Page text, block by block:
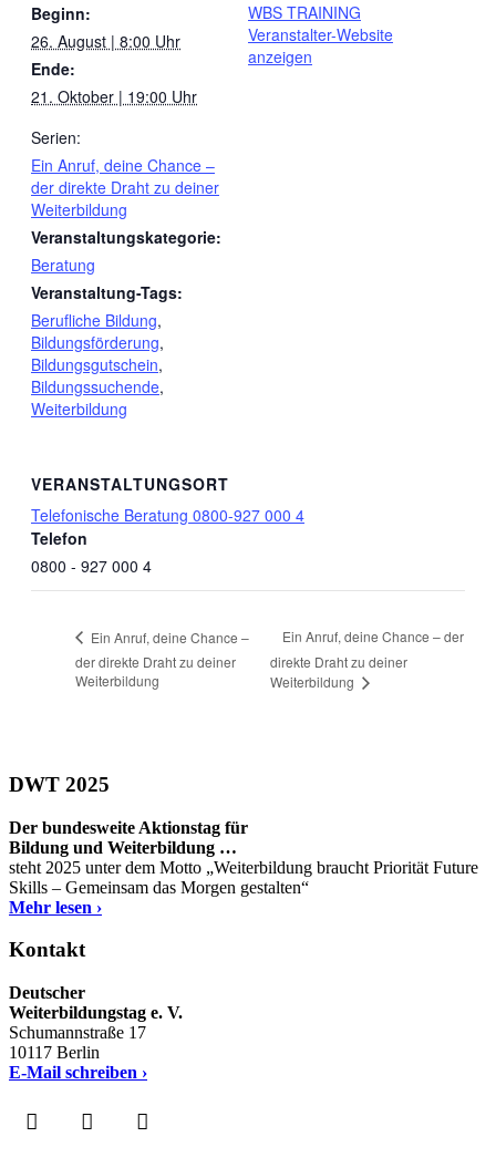
Beginn:
26. August | 8:00 Uhr
Ende:
21. Oktober | 19:00 Uhr
Serien:
Ein Anruf, deine Chance –
der direkte Draht zu deiner
Weiterbildung
Veranstaltungskategorie:
Beratung
Veranstaltung-Tags:
Berufliche Bildung,
Bildungsförderung,
Bildungsgutschein,
Bildungssuchende,
Weiterbildung
WBS TRAINING
Veranstalter-Website
anzeigen
VERANSTALTUNGSORT
Telefonische Beratung 0800-927 000 4
Telefon
0800 - 927 000 4
Ein Anruf, deine Chance –
der direkte Draht zu deiner
Weiterbildung
Ein Anruf, deine Chance – der
direkte Draht zu deiner
Weiterbildung
DWT 2025
Der bundesweite Aktionstag für
Bildung und Weiterbildung …
steht 2025 unter dem Motto „Weiterbildung braucht Priorität Future
Skills – Gemeinsam das Morgen gestalten“
Mehr lesen ›
Kontakt
Deutscher
Weiterbildungstag e. V.
Schumannstraße 17
10117 Berlin
E-Mail schreiben ›